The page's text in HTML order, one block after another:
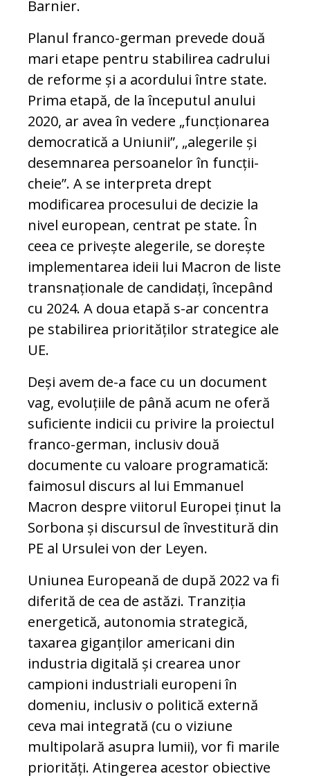
Barnier.
Planul franco-german prevede două
mari etape pentru stabilirea cadrului
de reforme și a acordului între state.
Prima etapă, de la începutul anului
2020, ar avea în vedere „funcționarea
democratică a Uniunii”, „alegerile și
desemnarea persoanelor în funcții-
cheie”. A se interpreta drept
modificarea procesului de decizie la
nivel european, centrat pe state. În
ceea ce privește alegerile, se dorește
implementarea ideii lui Macron de liste
transnaționale de candidați, începând
cu 2024. A doua etapă s-ar concentra
pe stabilirea priorităților strategice ale
UE.
Deși avem de-a face cu un document
vag, evoluțiile de până acum ne oferă
suficiente indicii cu privire la proiectul
franco-german, inclusiv două
documente cu valoare programatică:
faimosul discurs al lui Emmanuel
Macron despre viitorul Europei ținut la
Sorbona și discursul de învestitură din
PE al Ursulei von der Leyen.
Uniunea Europeană de după 2022 va fi
diferită de cea de astăzi. Tranziția
energetică, autonomia strategică,
taxarea giganților americani din
industria digitală și crearea unor
campioni industriali europeni în
domeniu, inclusiv o politică externă
ceva mai integrată (cu o viziune
multipolară asupra lumii), vor fi marile
priorități. Atingerea acestor obiective